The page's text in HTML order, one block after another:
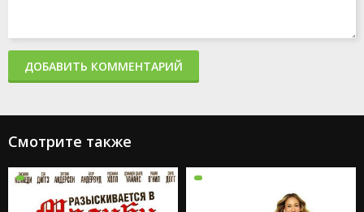
ДОБАВИТЬ КОММЕНТАРИЙ
Смотрите также